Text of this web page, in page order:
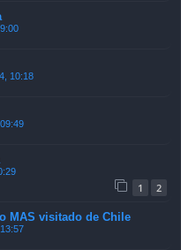
10:18
1 2
MAS visitado de Chile